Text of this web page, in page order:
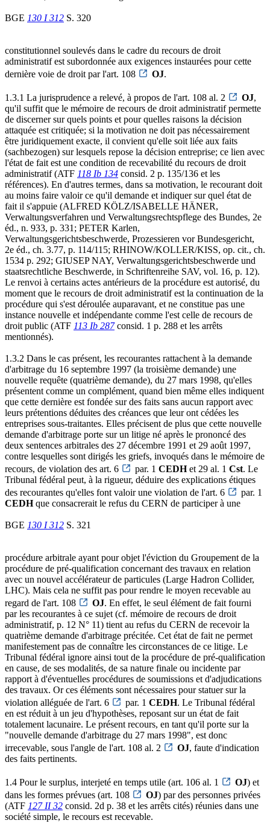
BGE 130 I 312 S. 320
constitutionnel soulevés dans le cadre du recours de droit
administratif est subordonnée aux exigences instaurées pour cette
dernière voie de droit par l'art. 108
OJ.
1.3.1 La jurisprudence a relevé, à propos de l'art. 108 al. 2 OJ,
qu'il suffit que le mémoire de recours de droit administratif permette
de discerner sur quels points et pour quelles raisons la décision
attaquée est critiquée; si la motivation ne doit pas nécessairement
être juridiquement exacte, il convient qu'elle soit liée aux faits
(sachbezogen) sur lesquels repose la décision entreprise; ce lien avec
l'état de fait est une condition de recevabilité du recours de droit
administratif (ATF 118 Ib 134 consid. 2 p. 135/136 et les
références). En d'autres termes, dans sa motivation, le recourant doit
au moins faire valoir ce qu'il demande et indiquer sur quel état de
fait il s'appuie (ALFRED KÖLZ/ISABELLE HÄNER,
Verwaltungsverfahren und Verwaltungsrechtspflege des Bundes, 2e
éd., n. 933, p. 331; PETER Karlen,
Verwaltungsgerichtsbeschwerde, Prozessieren vor Bundesgericht,
2e éd., ch. 3.77, p. 114/115; RHINOW/KOLLER/KISS, op. cit., ch.
1534 p. 292; GIUSEP NAY, Verwaltungsgerichtsbeschwerde und
staatsrechtliche Beschwerde, in Schriftenreihe SAV, vol. 16, p. 12).
Le renvoi à certains actes antérieurs de la procédure est autorisé, du
moment que le recours de droit administratif est la continuation de la
procédure qui s'est déroulée auparavant, et ne constitue pas une
instance nouvelle et indépendante comme l'est celle de recours de
droit public (ATF 113 Ib 287consid. 1 p. 288 et les arrêts
mentionnés).
1.3.2 Dans le cas présent, les recourantes rattachent à la demande
d'arbitrage du 16 septembre 1997 (la troisième demande) une
nouvelle requête (quatrième demande), du 27 mars 1998, qu'elles
présentent comme un complément, quand bien même elles indiquent
que cette dernière est fondée sur des faits sans aucun rapport avec
leurs prétentions déduites des créances que leur ont cédées les
entreprises sous-traitantes. Elles précisent de plus que cette nouvelle
demande d'arbitrage porte sur un litige né après le prononcé des
deux sentences arbitrales des 27 décembre 1991 et 29 août 1997,
contre lesquelles sont dirigés les griefs, invoqués dans le mémoire de
recours, de violation des art. 6
par. 1 CEDHet 29 al. 1 Cst. Le
Tribunal fédéral peut, à la rigueur, déduire des explications étiques
des recourantes qu'elles font valoir une violation de l'art. 6
par. 1
CEDHque consacrerait le refus du CERN de participer à une
BGE 130 I 312 S. 321
procédure arbitrale ayant pour objet l'éviction du Groupement de la
procédure de pré-qualification concernant des travaux en relation
avec un nouvel accélérateur de particules (Large Hadron Collider,
LHC). Mais cela ne suffit pas pour rendre le moyen recevable au
regard de l'art. 108
OJ. En effet, le seul élément de fait fourni
par les recourantes à ce sujet (cf. mémoire de recours de droit
administratif, p. 12 N° 11) tient au refus du CERN de recevoir la
quatrième demande d'arbitrage précitée. Cet état de fait ne permet
manifestement pas de connaître les circonstances de ce litige. Le
Tribunal fédéral ignore ainsi tout de la procédure de pré-qualification
en cause, de ses modalités, de sa nature finale ou incidente par
rapport à d'éventuelles procédures de soumissions et d'adjudications
des travaux. Or ces éléments sont nécessaires pour statuer sur la
violation alléguée de l'art. 6
par. 1 CEDH. Le Tribunal fédéral
en est réduit à un jeu d'hypothèses, reposant sur un état de fait
totalement lacunaire. Le présent recours, en tant qu'il porte sur la
"nouvelle demande d'arbitrage du 27 mars 1998", est donc
irrecevable, sous l'angle de l'art. 108 al. 2
OJ, faute d'indication
des faits pertinents.
1.4 Pour le surplus, interjeté en temps utile (art. 106 al. 1 OJ) et
dans les formes prévues (art. 108
OJ) par des personnes privées
(ATF 127 II 32 consid. 2d p. 38 et les arrêts cités) réunies dans une
société simple, le recours est recevable.